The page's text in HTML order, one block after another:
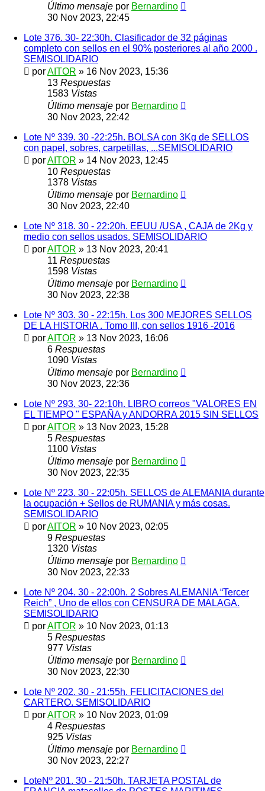
Último mensaje por Bernardino
30 Nov 2023, 22:45
Lote 376. 30- 22:30h. Clasificador de 32 páginas
completo con sellos en el 90% posteriores al año 2000 .
SEMISOLIDARIO
porAITOR » 16 Nov 2023, 15:36
13 Respuestas
1583 Vistas
Último mensaje por Bernardino
30 Nov 2023, 22:42
Lote Nº 339. 30 -22:25h. BOLSA con 3Kg de SELLOS
con papel, sobres, carpetillas, ...SEMISOLIDARIO
porAITOR » 14 Nov 2023, 12:45
10 Respuestas
1378 Vistas
Último mensaje por Bernardino
30 Nov 2023, 22:40
Lote Nº 318. 30 - 22:20h. EEUU /USA , CAJA de 2Kg y
medio con sellos usados. SEMISOLIDARIO
porAITOR » 13 Nov 2023, 20:41
11 Respuestas
1598 Vistas
Último mensaje por Bernardino
30 Nov 2023, 22:38
Lote Nº 303. 30 - 22:15h. Los 300 MEJORES SELLOS
DE LA HISTORIA . Tomo III, con sellos 1916 -2016
porAITOR » 13 Nov 2023, 16:06
6 Respuestas
1090 Vistas
Último mensaje por Bernardino
30 Nov 2023, 22:36
Lote Nº 293. 30- 22:10h. LIBRO correos "VALORES EN
EL TIEMPO " ESPAÑA y ANDORRA 2015 SIN SELLOS
porAITOR » 13 Nov 2023, 15:28
5 Respuestas
1100 Vistas
Último mensaje por Bernardino
30 Nov 2023, 22:35
Lote Nº 223. 30 - 22:05h. SELLOS de ALEMANIA durante
la ocupación + Sellos de RUMANIA y más cosas.
SEMISOLIDARIO
porAITOR » 10 Nov 2023, 02:05
9 Respuestas
1320 Vistas
Último mensaje por Bernardino
30 Nov 2023, 22:33
Lote Nº 204. 30 - 22:00h. 2 Sobres ALEMANIA “Tercer
Reich” , Uno de ellos con CENSURA DE MALAGA.
SEMISOLIDARIO
porAITOR » 10 Nov 2023, 01:13
5 Respuestas
977 Vistas
Último mensaje por Bernardino
30 Nov 2023, 22:30
Lote Nº 202. 30 - 21:55h. FELICITACIONES del
CARTERO. SEMISOLIDARIO
porAITOR » 10 Nov 2023, 01:09
4 Respuestas
925 Vistas
Último mensaje por Bernardino
30 Nov 2023, 22:27
LoteNº 201. 30 - 21:50h. TARJETA POSTAL de